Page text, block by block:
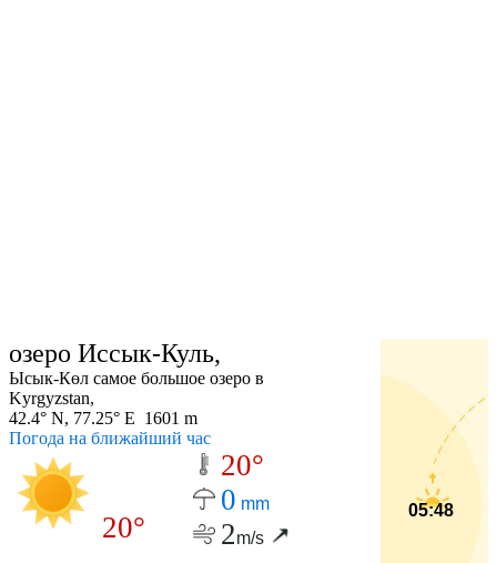
озеро Иссык-Куль,
Ысык-Көл самое большое озеро в
Kyrgyzstan,
42.4° N, 77.25° E 1601 m
Погода на ближайший час
20°
20°
0 mm
2m/s
05:48